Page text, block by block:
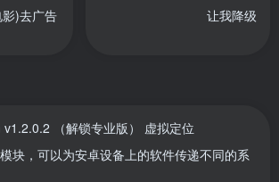
)去广告
让我降级
（解锁专业版） 虚拟定位
块，可以为安卓设备上的软件传递不同的系